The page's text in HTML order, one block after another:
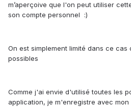
m’aperçoive que l'on peut utiliser
son compte personnel :)
On est simplement limité dans ce cas
possibles
Comme j'ai envie d'utilisé toutes les
application, je m'enregistre avec mon